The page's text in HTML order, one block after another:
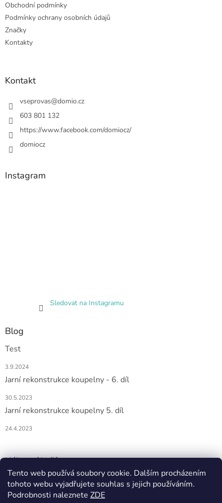
Tento web používá soubory cookie. Dalším procházením
tohoto webu vyjadřujete souhlas s jejich používáním.
Podrobnosti naleznete ZDE
Obchodní podmínky
Podmínky ochrany osobních údajů
Značky
Kontakty
Kontakt
vseprovas@domio.cz
603 801 132
https://www.facebook.com/domiocz/
domiocz
Instagram
Sledovat na Instagramu
Blog
Test
3.9.2024
Jarní rekonstrukce koupelny - 6. díl
30.5.2023
Jarní rekonstrukce koupelny 5. díl
24.4.2023
Nákupní košík
0KS /0 KČ